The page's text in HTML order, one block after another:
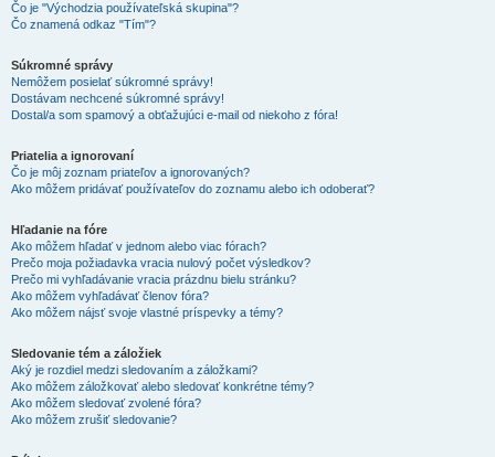
Čo je "Východzia používateľská skupina"?
Čo znamená odkaz "Tím"?
Súkromné správy
Nemôžem posielať súkromné správy!
Dostávam nechcené súkromné správy!
Dostal/a som spamový a obťažujúci e-mail od niekoho z fóra!
Priatelia a ignorovaní
Čo je môj zoznam priateľov a ignorovaných?
Ako môžem pridávať používateľov do zoznamu alebo ich odoberať?
Hľadanie na fóre
Ako môžem hľadať v jednom alebo viac fórach?
Prečo moja požiadavka vracia nulový počet výsledkov?
Prečo mi vyhľadávanie vracia prázdnu bielu stránku?
Ako môžem vyhľadávať členov fóra?
Ako môžem nájsť svoje vlastné príspevky a témy?
Sledovanie tém a záložiek
Aký je rozdiel medzi sledovaním a záložkami?
Ako môžem záložkovať alebo sledovať konkrétne témy?
Ako môžem sledovať zvolené fóra?
Ako môžem zrušiť sledovanie?